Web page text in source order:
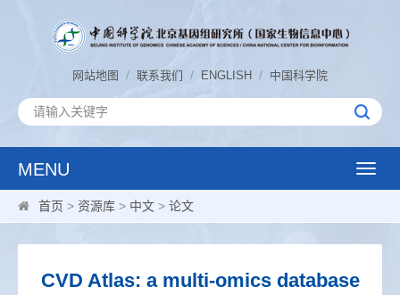
网站地图 / 联系我们 / ENGLISH / 中国科学院
MENU
Toggle
首页 > 资源库 > 中文 > 论文
CVD Atlas: a multi-omics database